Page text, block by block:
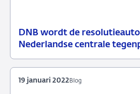
DNB wordt de
Nederlandse centrale
15
Nieuws
Blog
19 januari 2022